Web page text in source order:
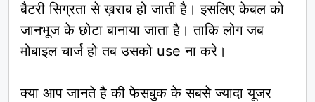
बैटरी सिग्रता से ख़राब हो जाती है। इसलिए केबल को
जानभूज के छोटा बानाया जाता है। ताकि लोग जब
मोबाइल चार्ज हो तब उसको use ना करे।
क्या आप जानते है की फेसबुक के सबसे ज्यादा यूजर